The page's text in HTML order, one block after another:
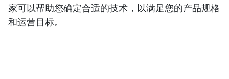
家可以帮助您确定合适的技术，以满足您的产品规格
和运营目标。